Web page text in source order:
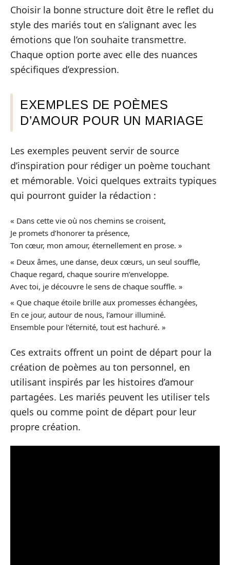
Choisir la bonne structure doit être le reflet du
style des mariés tout en s’alignant avec les
émotions que l’on souhaite transmettre.
Chaque option porte avec elle des nuances
spécifiques d’expression.
EXEMPLES DE POÈMES
D’AMOUR POUR UN MARIAGE
Les exemples peuvent servir de source
d’inspiration pour rédiger un poème touchant
et mémorable. Voici quelques extraits typiques
qui pourront guider la rédaction :
« Dans cette vie où nos chemins se croisent,
Je promets d’honorer ta présence,
Ton cœur, mon amour, éternellement en prose. »
« Deux âmes, une danse, deux cœurs, un seul souffle,
Chaque regard, chaque sourire m’enveloppe.
Avec toi, je découvre le sens de chaque souffle. »
« Que chaque étoile brille aux promesses échangées,
En ce jour, autour de nous, l’amour illuminé.
Ensemble pour l’éternité, tout est hachuré. »
Ces extraits offrent un point de départ pour la
création de poèmes au ton personnel, en
utilisant inspirés par les histoires d’amour
partagées. Les mariés peuvent les utiliser tels
quels ou comme point de départ pour leur
propre création.